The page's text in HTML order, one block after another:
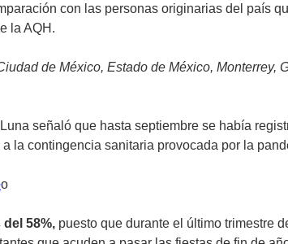
con las personas originarias del país
la AQH.
de México, Estado de México, Monterrey,
señaló que hasta septiembre se había
la contingencia sanitaria provocada por la
o
58%, puesto que durante el último trimestre